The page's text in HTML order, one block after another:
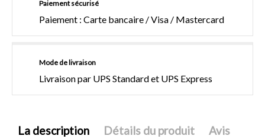
Paiement sécurisé
Paiement : Carte bancaire / Visa / Mastercard
Mode de livraison
Livraison par UPS Standard et UPS Express
La description Détails du produit Avis